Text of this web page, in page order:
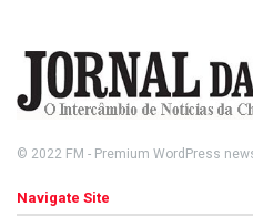
© 2022 FM - Premium WordPress
Navigate Site